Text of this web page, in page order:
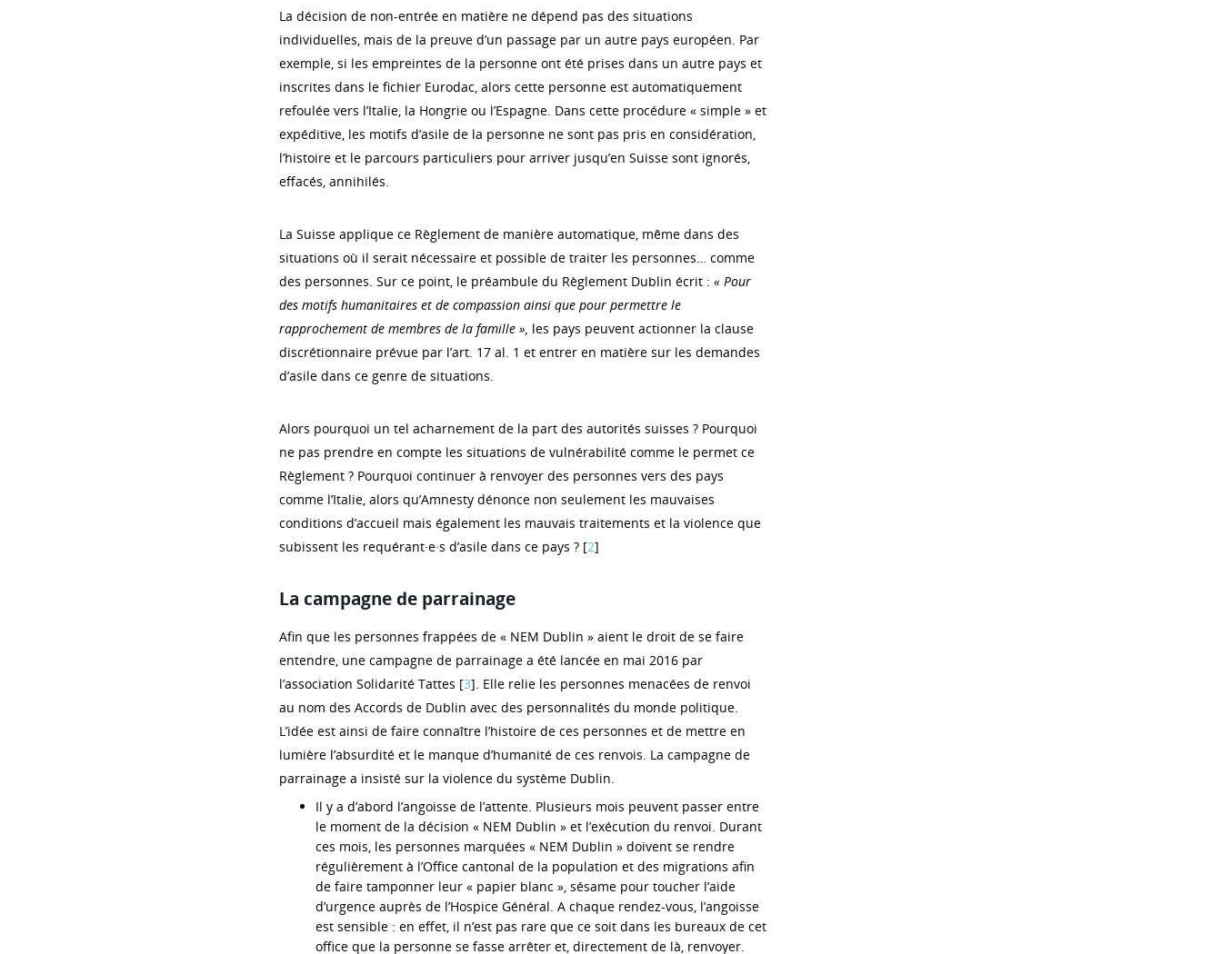
La décision de non-entrée en matière ne dépend pas des situations
individuelles, mais de la preuve d’un passage par un autre pays européen. Par
exemple, si les empreintes de la personne ont été prises dans un autre pays et
inscrites dans le fichier Eurodac, alors cette personne est automatiquement
refoulée vers l’Italie, la Hongrie ou l’Espagne. Dans cette procédure « simple » et
expéditive, les motifs d’asile de la personne ne sont pas pris en considération,
l’histoire et le parcours particuliers pour arriver jusqu’en Suisse sont ignorés,
effacés, annihilés.
La Suisse applique ce Règlement de manière automatique, même dans des
situations où il serait nécessaire et possible de traiter les personnes… comme
des personnes. Sur ce point, le préambule du Règlement Dublin écrit : « Pour
des motifs humanitaires et de compassion ainsi que pour permettre le
rapprochement de membres de la famille », les pays peuvent actionner la clause
discrétionnaire prévue par l’art. 17 al. 1 et entrer en matière sur les demandes
d’asile dans ce genre de situations.
Alors pourquoi un tel acharnement de la part des autorités suisses ? Pourquoi
ne pas prendre en compte les situations de vulnérabilité comme le permet ce
Règlement ? Pourquoi continuer à renvoyer des personnes vers des pays
comme l’Italie, alors qu’Amnesty dénonce non seulement les mauvaises
conditions d’accueil mais également les mauvais traitements et la violence que
subissent les requérant·e·s d’asile dans ce pays ? [2]
La campagne de parrainage
Afin que les personnes frappées de « NEM Dublin » aient le droit de se faire
entendre, une campagne de parrainage a été lancée en mai 2016 par
l’association Solidarité Tattes [3]. Elle relie les personnes menacées de renvoi
au nom des Accords de Dublin avec des personnalités du monde politique.
L’idée est ainsi de faire connaître l’histoire de ces personnes et de mettre en
lumière l’absurdité et le manque d’humanité de ces renvois. La campagne de
parrainage a insisté sur la violence du système Dublin.
Il y a d’abord l’angoisse de l’attente. Plusieurs mois peuvent passer entre
le moment de la décision « NEM Dublin » et l’exécution du renvoi. Durant
ces mois, les personnes marquées « NEM Dublin » doivent se rendre
régulièrement à l’Office cantonal de la population et des migrations afin
de faire tamponner leur « papier blanc », sésame pour toucher l’aide
d’urgence auprès de l’Hospice Général. A chaque rendez-vous, l’angoisse
est sensible : en effet, il n’est pas rare que ce soit dans les bureaux de cet
office que la personne se fasse arrêter et, directement de là, renvoyer.